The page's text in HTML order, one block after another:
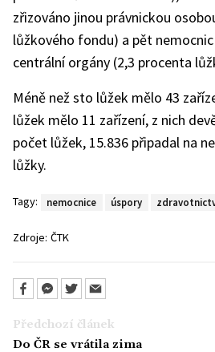
zřizováno jinou právnickou
lůžkového fondu) a pět
centrální orgány (2,3 procenta
Méně než sto lůžek mělo 43
lůžek mělo 11 zařízení, z nich
počet lůžek, 15.836 připadal na
lůžky.
Tagy: nemocnice úspory
Zdroje: ČTK
Předchozí článek
Do ČR se vrátila zima